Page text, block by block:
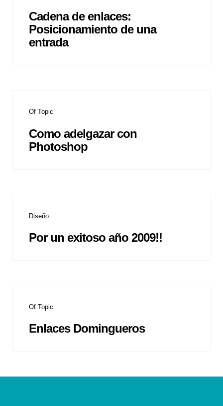
Cadena de enlaces:
Posicionamiento de una
entrada
Of Topic
Como adelgazar con
Photoshop
Diseño
Por un exitoso año 2009!!
Of Topic
Enlaces Domingueros